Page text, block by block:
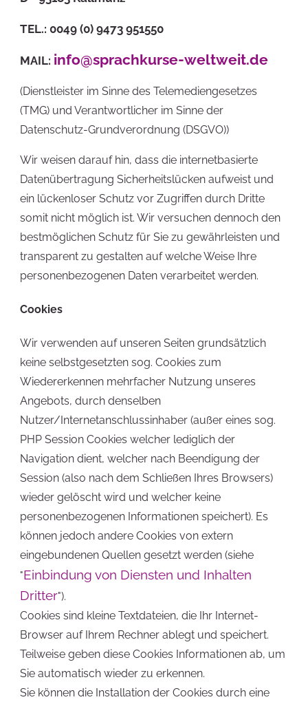
TEL.: 0049 (0) 9473 951550
MAIL: info@sprachkurse-weltweit.de
(Dienstleister im Sinne des Telemediengesetzes
(TMG) und Verantwortlicher im Sinne der
Datenschutz-Grundverordnung (DSGVO))
Wir weisen darauf hin, dass die internetbasierte
Datenübertragung Sicherheitslücken aufweist und
ein lückenloser Schutz vor Zugriffen durch Dritte
somit nicht möglich ist. Wir versuchen dennoch den
bestmöglichen Schutz für Sie zu gewährleisten und
transparent zu gestalten auf welche Weise Ihre
personenbezogenen Daten verarbeitet werden.
Cookies
Wir verwenden auf unseren Seiten grundsätzlich
keine selbstgesetzten sog. Cookies zum
Wiedererkennen mehrfacher Nutzung unseres
Angebots, durch denselben
Nutzer/Internetanschlussinhaber (außer eines sog.
PHP Session Cookies welcher lediglich der
Navigation dient, welcher nach Beendigung der
Session (also nach dem Schließen Ihres Browsers)
wieder gelöscht wird und welcher keine
personenbezogenen Informationen speichert). Es
können jedoch andere Cookies von extern
eingebundenen Quellen gesetzt werden (siehe
"Einbindung von Diensten und Inhalten
Dritter").
Cookies sind kleine Textdateien, die Ihr Internet-
Browser auf Ihrem Rechner ablegt und speichert.
Teilweise geben diese Cookies Informationen ab, um
Sie automatisch wieder zu erkennen.
Sie können die Installation der Cookies durch eine